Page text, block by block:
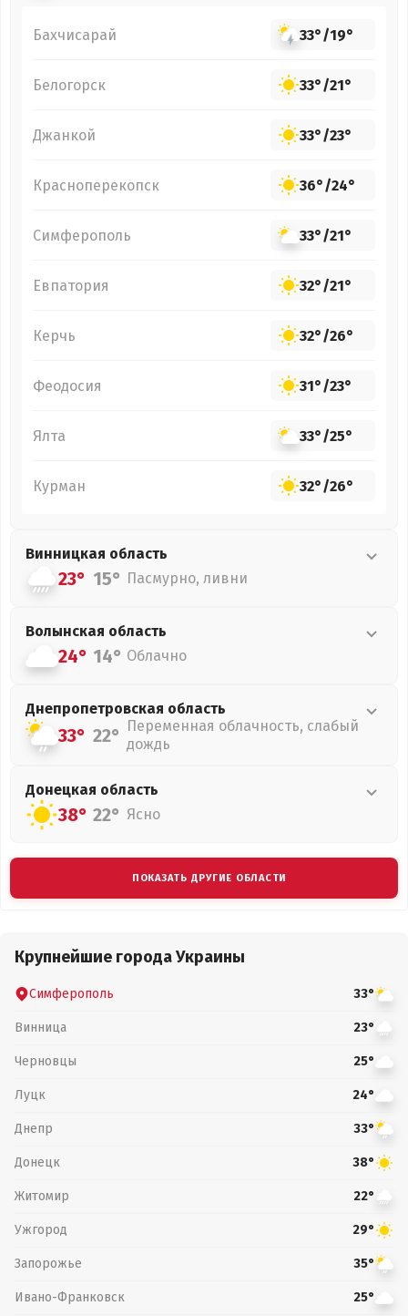
Бахчисарай 33°/19°
Белогорск 33°/21°
Джанкой 33°/23°
Красноперекопск 36°/24°
Симферополь 33°/21°
Евпатория 32°/21°
Керчь 32°/26°
Феодосия 31°/23°
Ялта 33°/25°
Курман 32°/26°
Винницкая область
23° 15° Пасмурно, ливни
Волынская область
24° 14° Облачно
Днепропетровская область
33° 22° Переменная облачность, слабый
дождь
Донецкая область
38° 22° Ясно
ПОКАЗАТЬ ДРУГИЕ ОБЛАСТИ
Крупнейшие города Украины
Симферополь 33°
Винница 23°
Черновцы 25°
Луцк 24°
Днепр 33°
Донецк 38°
Житомир 22°
Ужгород 29°
Запорожье 35°
Ивано-Франковск 25°